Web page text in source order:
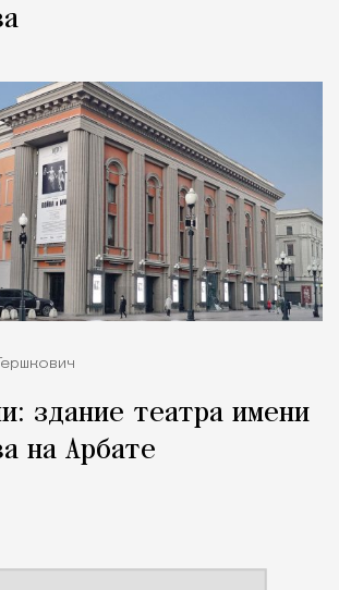
здание театра имени
на Арбате